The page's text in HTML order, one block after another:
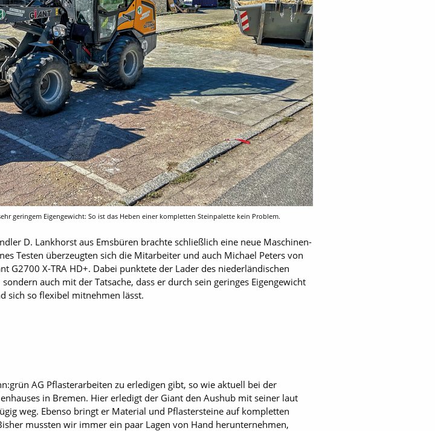
geringem Eigengewicht: So ist das Heben einer kompletten Steinpalette kein Problem.
D. Lankhorst aus Emsbüren brachte schließlich eine neue Maschinen-
Testen überzeugten sich die Mitarbeiter und auch Michael Peters von
G2700 X-TRA HD+. Dabei punktete der Lader des niederländischen
auch mit der Tatsache, dass er durch sein geringes Eigengewicht
sich so flexibel mitnehmen lässt.
AG Pflasterarbeiten zu erledigen gibt, so wie aktuell bei der
in Bremen. Hier erledigt der Giant den Aushub mit seiner laut
weg. Ebenso bringt er Material und Pflastersteine auf kompletten
mussten wir immer ein paar Lagen von Hand herunternehmen,